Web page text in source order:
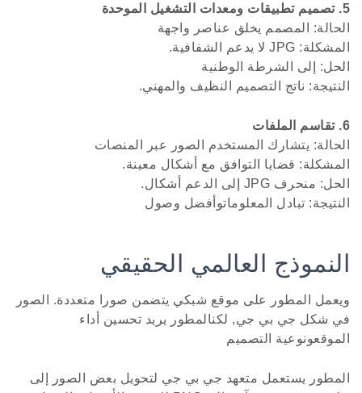
5. تصميم تطبيقات ومعدات التشغيل الموحدة
الحالة: المصمم يخلق عناصر واجهة
المشكلة: JPG لا يدعم الشفافية.
الحل: إلى الشرطة الوطنية
النتيجة: ناتج التصميم النظيف والمهني.
6. تقاسم الملفات
الحالة: يتشارك المستخدم الصور عبر المنصات
المشكلة: قضايا التوافق مع أشكال معينة.
الحل: منحرف JPG إلى الدعم أشكال.
النتيجة: تبادل المعلوماتوأفضل وصول
النموذج العالمي الحقيقي
ويعمل المطور على موقع شبكي يتضمن صورا متعددة. الصور
في شكل جي بي جي, لكنالمطور يريد تحسين أداء
الموقعونوعية التصميم
المطور يستعمل متعهد جي بي جي لتحويل بعض الصور إلى